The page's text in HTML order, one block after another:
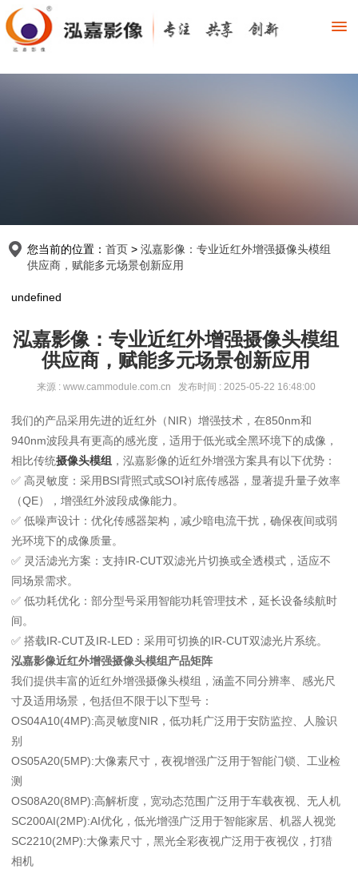
您当前的位置： 首页 > 泓嘉影像：专业近红外增强摄像头模组
供应商，赋能多元场景创新应用
undefined
泓嘉影像：专业近红外增强摄像头模组
供应商，赋能多元场景创新应用
来源 : www.cammodule.com.cn 发布时间 : 2025-05-22 16:48:00
我们的产品采用先进的近红外（NIR）增强技术，在850nm和
940nm波段具有更高的感光度，适用于低光或全黑环境下的成像，
相比传统摄像头模组 ，泓嘉影像的近红外增强方案具有以下优势：
✅ 高灵敏度：采用BSI背照式或SOI衬底传感器，显著提升量子效率
（QE），增强红外波段成像能力。
✅ 低噪声设计：优化传感器架构，减少暗电流干扰，确保夜间或弱
光环境下的成像质量。
✅ 灵活滤光方案：支持IR-CUT双滤光片切换或全透模式，适应不
同场景需求。
✅ 低功耗优化：部分型号采用智能功耗管理技术，延长设备续航时
间。
✅ 搭载IR-CUT及IR-LED：采用可切换的IR-CUT双滤光片系统。
泓嘉影像近红外增强摄像头模组产品矩阵
我们提供丰富的近红外增强摄像头模组，涵盖不同分辨率、感光尺
寸及适用场景，包括但不限于以下型号：
OS04A10(4MP):高灵敏度NIR，低功耗广泛用于安防监控、人脸识
别
OS05A20(5MP):大像素尺寸，夜视增强广泛用于智能门锁、工业检
测
OS08A20(8MP):高解析度，宽动态范围广泛用于车载夜视、无人机
SC200AI(2MP):AI优化，低光增强广泛用于智能家居、机器人视觉
SC2210(2MP):大像素尺寸，黑光全彩夜视广泛用于夜视仪，打猎
相机